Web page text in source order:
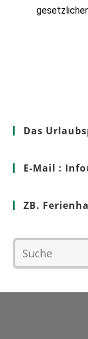
Das
E-Mail :
ZB.